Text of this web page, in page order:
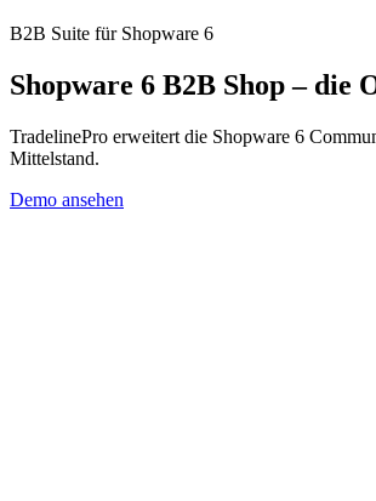
B2B Suite für Shopware 6
Shopware 6 B2B Shop –
TradelinePro erweitert die Shopware 6
Mittelstand.
Demo ansehen